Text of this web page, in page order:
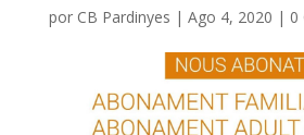
por CB Pardinyes | Ago 4, 2020 | 0